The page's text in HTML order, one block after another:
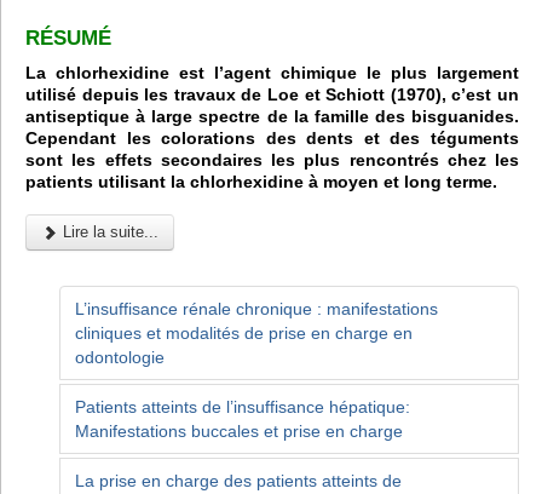
RÉSUMÉ
La chlorhexidine est l’agent chimique le plus largement
utilisé depuis les travaux de Loe et Schiott (1970), c’est un
antiseptique à large spectre de la famille des bisguanides.
Cependant les colorations des dents et des téguments
sont les effets secondaires les plus rencontrés chez les
patients utilisant la chlorhexidine à moyen et long terme.
Lire la suite...
L’insuffisance rénale chronique : manifestations
cliniques et modalités de prise en charge en
odontologie
Patients atteints de l’insuffisance hépatique:
Manifestations buccales et prise en charge
La prise en charge des patients atteints de